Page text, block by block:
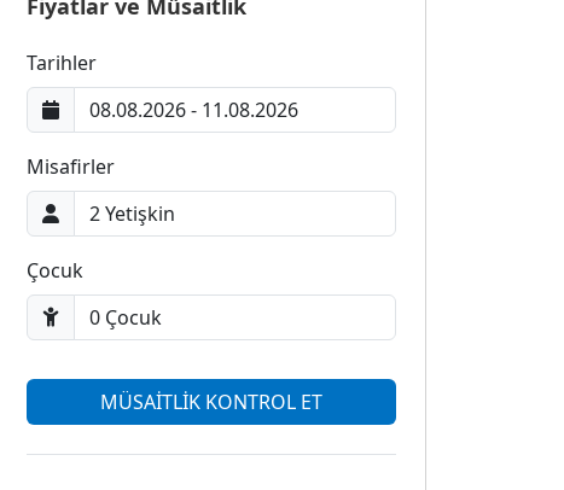
Fiyatlar ve Müsaitlik
Tarihler
Misafirler
Çocuk
MÜSAİTLİK KONTROL ET